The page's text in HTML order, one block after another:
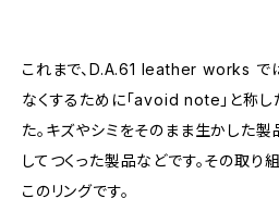
これまで、D.A.61 leather works で
なくするために「avoid note」と称し
た。キズやシミをそのまま生かした
してつくった製品などです。その取り
このリングです。